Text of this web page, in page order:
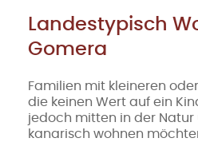
Landestypisch
Gomera
Familien mit kleineren
die keinen Wert auf ein
jedoch mitten in der Natur
kanarisch wohnen